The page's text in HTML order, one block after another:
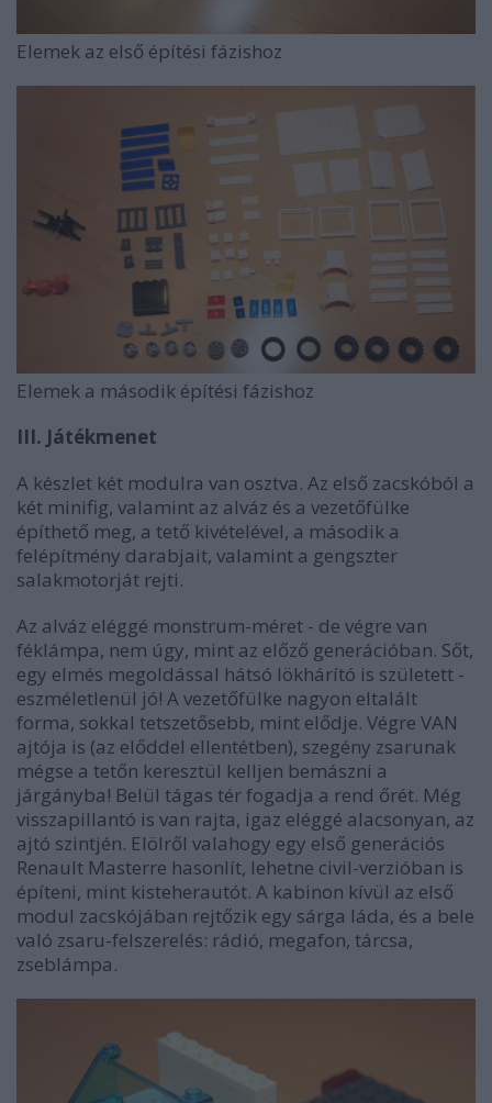
Elemek az első építési fázishoz
Elemek a második építési fázishoz
III. Játékmenet
A készlet két modulra van osztva. Az első zacskóból a
két minifig, valamint az alváz és a vezetőfülke
építhető meg, a tető kivételével, a második a
felépítmény darabjait, valamint a gengszter
salakmotorját rejti.
Az alváz eléggé monstrum-méret - de végre van
féklámpa, nem úgy, mint az előző generációban. Sőt,
egy elmés megoldással hátsó lökhárító is született -
eszméletlenül jó! A vezetőfülke nagyon eltalált
forma, sokkal tetszetősebb, mint elődje. Végre VAN
ajtója is (az előddel ellentétben), szegény zsarunak
mégse a tetőn keresztül kelljen bemászni a
járgányba! Belül tágas tér fogadja a rend őrét. Még
visszapillantó is van rajta, igaz eléggé alacsonyan, az
ajtó szintjén. Elölről valahogy egy első generációs
Renault Masterre hasonlít, lehetne civil-verzióban is
építeni, mint kisteherautót. A kabinon kívül az első
modul zacskójában rejtőzik egy sárga láda, és a bele
való zsaru-felszerelés: rádió, megafon, tárcsa,
zseblámpa.